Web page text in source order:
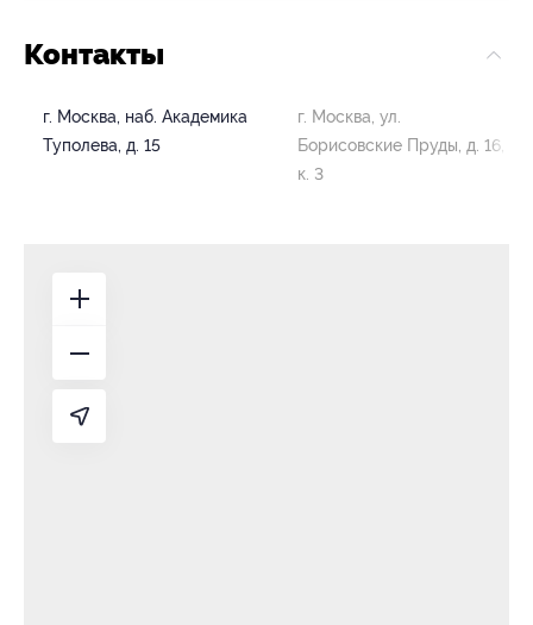
Контакты
г. Москва, наб. Академика
Туполева, д. 15
г. Москва, ул.
Борисовские Пруды, д. 16,
к. 3